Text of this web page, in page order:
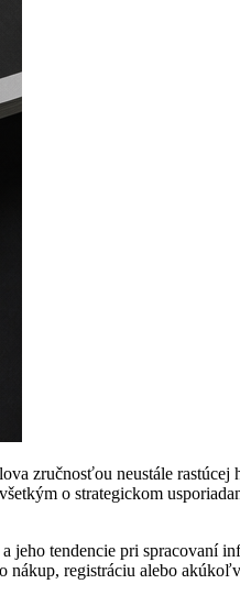
zručnosťou neustále rastúcej
o strategickom
jeho tendencie pri spracovaní
nákup, registráciu alebo